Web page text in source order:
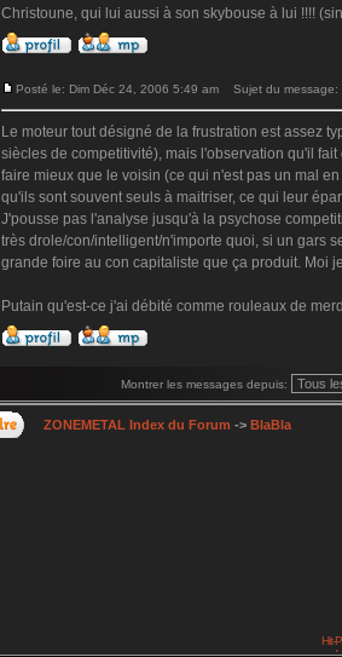
Christoune, qui lui aussi à son skybouse à lui !!!!
Posté le: Dim Déc 24, 2006 5:49 am Sujet du message:
Le moteur tout désigné de la frustration est assez
siècles de competitivité), mais l'observation qu'il
faire mieux que le voisin (ce qui n'est pas un mal
qu'ils sont souvent seuls à maitriser, ce qui leur
J'pousse pas l'analyse jusqu'à la psychose
très drole/con/intelligent/n'importe quoi, si un gars
grande foire au con capitaliste que ça produit. Moi
Putain qu'est-ce j'ai débité comme rouleaux de
Montrer les messages depuis:
ZONEMETAL Index du Forum -> BlaBla